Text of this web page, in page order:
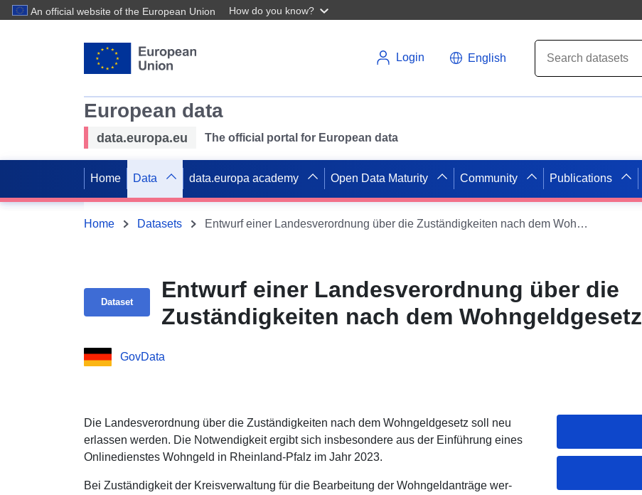
An official website of the European Union How do you know?
Login English
European data
data.europa.eu The official portal for European data
Home Data data.europa academy Open Data Maturity Community Publications
Home Datasets Entwurf einer Landesverordnung über die Zuständigkeiten nach dem Wohngeldgesetz
Dataset
Entwurf einer Landesverordnung über die
Zuständigkeiten nach dem Wohngeldgesetz
GovData
Die Landesverordnung über die Zuständigkeiten nach dem Wohngeldgesetz soll neu
erlassen werden. Die Notwendigkeit ergibt sich insbesondere aus der Einführung eines
Onlinedienstes Wohngeld in Rheinland-Pfalz im Jahr 2023.
Bei Zuständigkeit der Kreisverwaltung für die Bearbeitung der Wohngeldanträge wer-